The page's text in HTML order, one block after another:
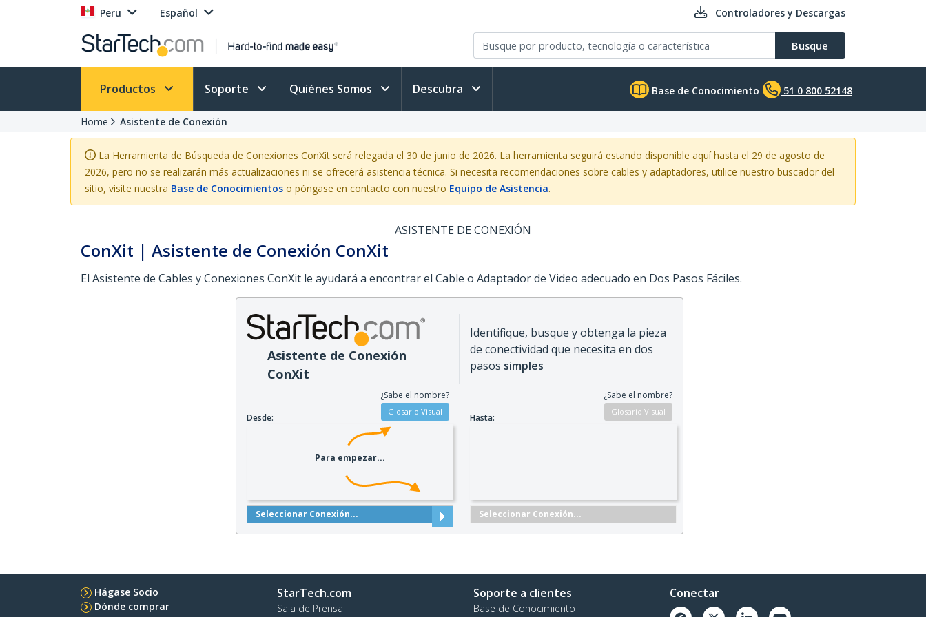
Peru Español Controladores y Descargas
Busque
Productos Soporte Quiénes Somos Descubra Base de Conocimiento 51 0 800 52148
Home Asistente de Conexión
La Herramienta de Búsqueda de Conexiones ConXit será relegada el 30 de junio de 2026. La herramienta seguirá estando disponible aquí hasta el 29 de agosto de
2026, pero no se realizarán más actualizaciones ni se ofrecerá asistencia técnica. Si necesita recomendaciones sobre cables y adaptadores, utilice nuestro buscador del
sitio, visite nuestra Base de Conocimientos o póngase en contacto con nuestro Equipo de Asistencia.
ASISTENTE DE CONEXIÓN
ConXit | Asistente de Conexión ConXit
El Asistente de Cables y Conexiones ConXit le ayudará a encontrar el Cable o Adaptador de Video adecuado en Dos Pasos Fáciles.
Asistente de Conexión
ConXit
Identifique, busque y obtenga la pieza
de conectividad que necesita en dos
pasos simples
Desde:
¿Sabe el nombre?
Para empezar...
Seleccionar Conexión...
Hasta:
¿Sabe el nombre?
Seleccionar Conexión...
Hágase Socio
Dónde comprar
StarTech.com
Sala de Prensa
Soporte a clientes
Base de Conocimiento
Conectar